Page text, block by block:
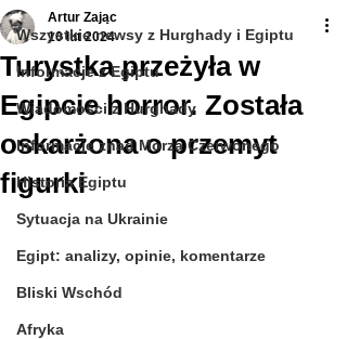
Wszystkie newsy z Hurghady i Egiptu
Informacje z Egiptu
Wiadomości z Hurghady
Informacje znad Morza Czerwonego
Historia Egiptu
Sytuacja na Ukrainie
Egipt: analizy, opinie, komentarze
Bliski Wschód
Afryka
Turystka przeżyła w
Egipcie horror. Została
oskarżona o przemyt
figurki
Artur Zając
10 lut 2024